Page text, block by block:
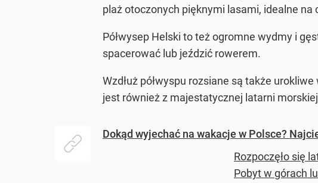
plaż otoczonych pięknymi lasami, idealne na
Półwysep Helski to też ogromne wydmy i
spacerować lub jeździć rowerem.
Wzdłuż półwyspu rozsiane są także
jest również z majestatycznej latarni
Dokąd wyjechać na wakacje w Polsce?
Rozpoczęło się
Pobyt w górach